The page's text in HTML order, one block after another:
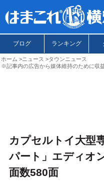
ブログ ランキング
ホーム ニュース
タウンニュース
※記事内の広告から媒体維持のために収
カプセルトイ大型
パート」エディオ
面数580面